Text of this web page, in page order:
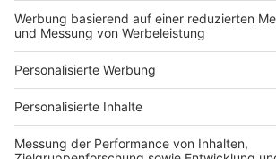
Bauprojekt-Profil
Für Unternehmen
Ihre Baufirma auf bauen.de
Kostenloses Infogespräch